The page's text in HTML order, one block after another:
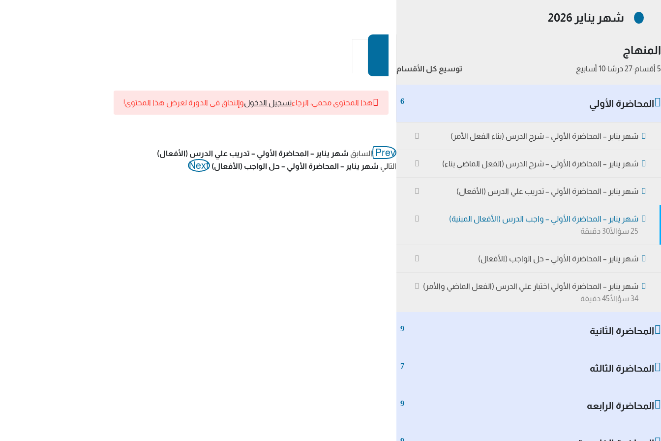
شهر يناير 2026
المنهاج
5 أقسام 27 درسًا 10 أسابيع توسيع كل الأقسام
المحاضرة الأولي 6
شهر يناير – المحاضرة الأولي – شرح الدرس (بناء الفعل الأمر)
شهر يناير – المحاضرة الأولي – شرح الدرس (الفعل الماضي بناء)
شهر يناير – المحاضرة الأولي – تدريب علي الدرس (الأفعال)
شهر يناير – المحاضرة الأولي – واجب الدرس (الأفعال المبنية)
30 دقيقة
25 سؤالًا
شهر يناير – المحاضرة الأولي – حل الواجب (الأفعال)
شهر يناير – المحاضرة الأولي اختبار علي الدرس (الفعل الماضي والأمر)
45 دقيقة
34 سؤالًا
المحاضرة الثانية 9
المحاضرة الثالثه 7
المحاضرة الرابعه 9
هذا المحتوى محمي، الرجاءتسجيل الدخولوإلتحاق في الدورة لعرض هذا المحتوى!
Prev السابق شهر يناير – المحاضرة الأولي – تدريب علي الدرس (الأفعال)
التالي شهر يناير – المحاضرة الأولي – حل الواجب (الأفعال) Next